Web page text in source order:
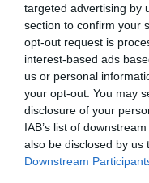
targeted advertising by
section to confirm your
opt-out request is
interest-based ads
us or personal
your opt-out. You may
disclosure of your
IAB’s list of
also be disclosed by us
Downstream
Πολύ
πυρκαγιάς
Code» σε
και Χίο
Σε υψηλό συναγερμό
Προστασία και η
είναι πολύ υψηλός